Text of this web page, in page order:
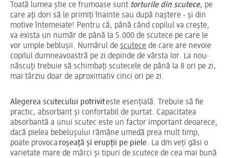
Toată lumea știe ce frumoase sunt torturile din scutece, pe
care ați dori să le primiți înainte sau după naștere - și din
motive întemeiate! Pentru că, până când copilul va crește,
va exista un număr de până la 5.000 de scutece pe care le
vor umple beblușii. Numărul de scutece de care are nevoie
copilul dumneavoastră pe zi depinde de vârsta lor. La nou-
născuți trebuie să schimbați scutecele de până la 8 ori pe zi,
mai târziu doar de aproximativ cinci ori pe zi.
Alegerea scutecului potriviteste esențială. Trebuie să fie
practic, absorbant și confortabil de purtat. Capacitatea
absorbantă a unui scutec este un factor important deoarece,
dacă pielea bebelușului rămâne umedă prea mult timp,
poate provoca roșeață și erupții pe piele. La dm veți găsi o
varietate mare de mărci și tipuri de scutece de cea mai bună